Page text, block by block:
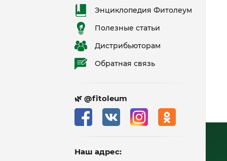
Энциклопедия Фитолеум
Полезные статьи
Дистрибьюторам
Обратная связь
🌿 @fitoleum
Наш адрес: